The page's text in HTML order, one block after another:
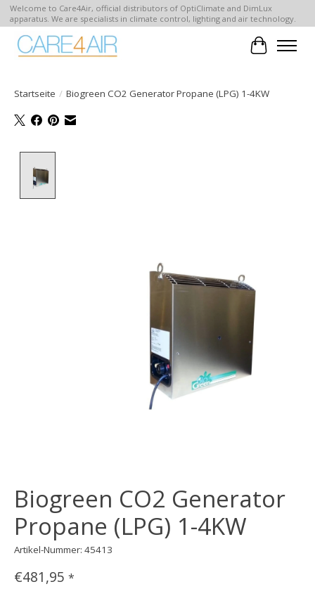
Welcome to Care4Air, official distributors of OptiClimate and DimLux
apparatus. We are specialists in climate control, lighting and air technology.
Ihr
Startseite / Biogreen CO2 Generator Propane (LPG) 1-4KW
Biogreen CO2 Generator
Propane (LPG) 1-4KW
Artikel-Nummer: 45413
€481,95 *